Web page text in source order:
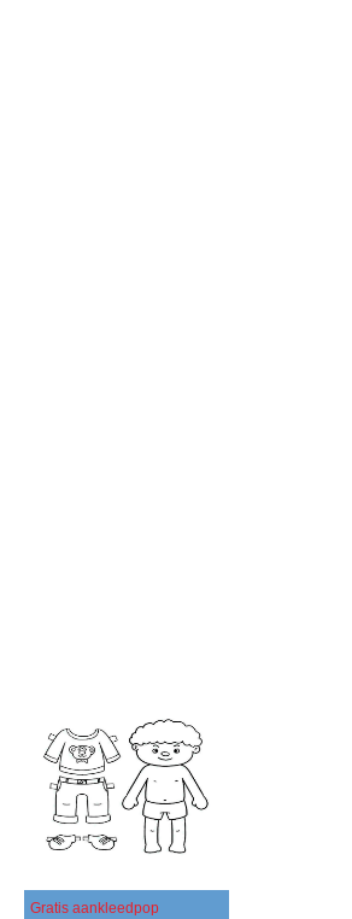
Gratis aankleedpop